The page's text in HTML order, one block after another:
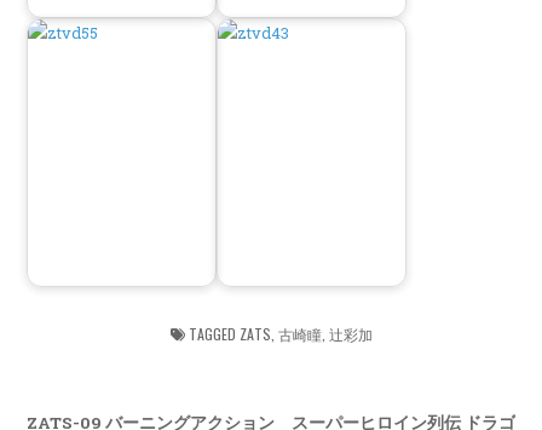
TAGGED ZATS 古崎瞳, 辻彩加
ZATS-09 バーニングアクション スーパーヒロイン列伝 ドラゴ